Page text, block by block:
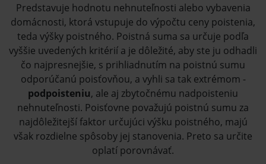
Predstavuje hodnotu nehnuteľnosti alebo vybavenia
domácnosti, ktorá vstupuje do výpočtu ceny poistenia,
teda výšky poistného. Poistná suma sa určuje podľa
vyššie uvedených kritérií a je dôležité, aby ste ju odhadli
čo najpresnejšie, s prihliadnutím na poistnú sumu
odporúčanú poisťovňou, a vyhli sa tak extrémom -
podpoisteniu, ale aj zbytočnému nadpoisteniu
nehnuteľnosti. Poisťovne považujú poistnú sumu za
najdôležitejší faktor určujúci výšku poistného, majú
však rozdielne spôsoby jej stanovenia. Preto sa určite
oplatí porovnávať.